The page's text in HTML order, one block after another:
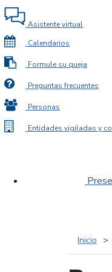
Asistente virtual
Calendarios
Formule su queja
Preguntas frecuentes
Personas
Entidades vigiladas y
Inicio